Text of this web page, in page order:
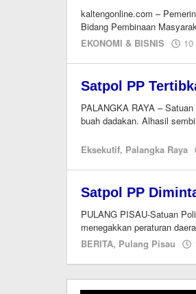
kaltengonline.com –
Bidang Pembinaan
EKONOMI & BISNIS
Satpol PP
PALANGKA RAYA –
buah dadakan. Alhasil
Eksekutif, Palangka Raya
Satpol PP
PULANG PISAU-Satuan
menegakkan peraturan
BERITA, Pulang Pisau